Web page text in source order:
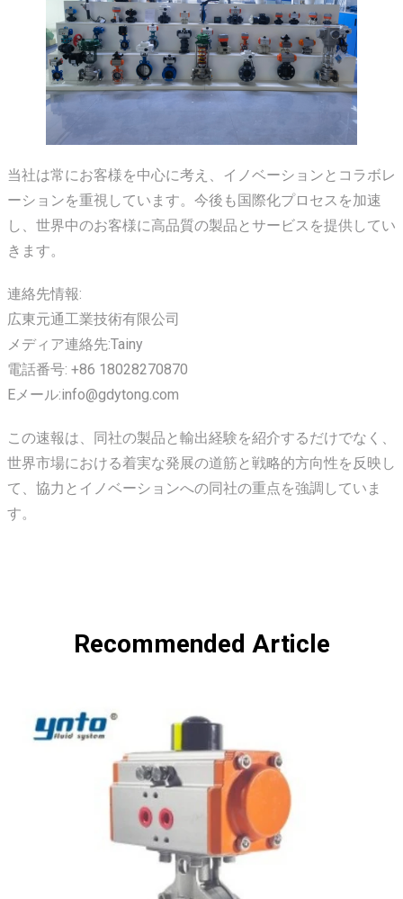
当社は常にお客様を中心に考え、イノベーションとコラボレ
ーションを重視しています。今後も国際化プロセスを加速
し、世界中のお客様に高品質の製品とサービスを提供してい
きます。
連絡先情報:
広東元通工業技術有限公司
メディア連絡先:Tainy
電話番号: +86 18028270870
Eメール:info@gdytong.com
この速報は、同社の製品と輸出経験を紹介するだけでなく、
世界市場における着実な発展の道筋と戦略的方向性を反映し
て、協力とイノベーションへの同社の重点を強調していま
す。
Recommended Article